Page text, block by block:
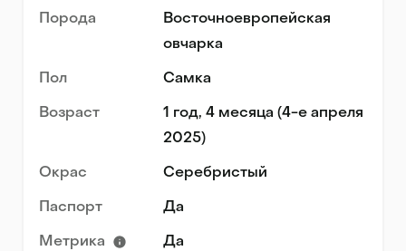
Порода
Восточноевропейская
овчарка
Пол Самка
Возраст
1 год, 4 месяца (4-е апреля
2025)
Окрас Серебристый
Паспорт Да
Метрика Да